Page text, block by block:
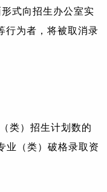
式向招生办公室实
行为者，将被取消录
类）招生计划数的
业（类）破格录取资